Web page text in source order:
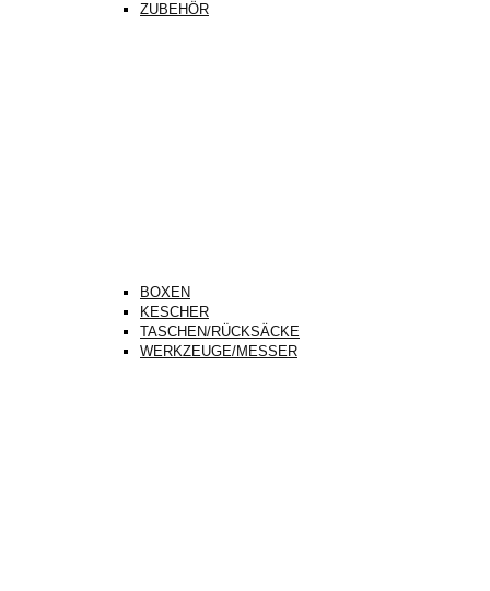
ZUBEHÖR
BOXEN
KESCHER
TASCHEN/RÜCKSÄCKE
WERKZEUGE/MESSER